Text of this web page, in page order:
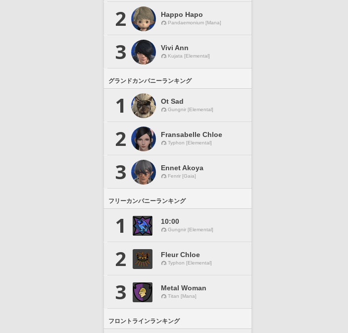
2 Happo Hapo
Pandaemonium [Mana]
3 Vivi Ann
Kujata [Elemental]
グランドカンパニーランキング
1 Ot Sad
Gungnir [Elemental]
2 Fransabelle Chloe
Typhon [Elemental]
3 Ennet Akoya
Fenrir [Gaia]
フリーカンパニーランキング
1 10:00
Gungnir [Elemental]
2 Fleur Chloe
Typhon [Elemental]
3 Metal Woman
Titan [Mana]
フロントラインランキング